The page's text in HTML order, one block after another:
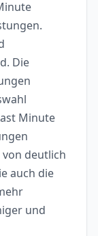
Die
Minute
deutlich
auch die
und